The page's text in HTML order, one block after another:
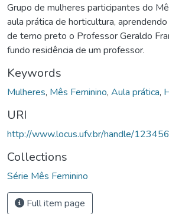
Grupo de mulheres participantes do
aula prática de horticultura,
de terno preto o Professor Geraldo
fundo residência de um professor.
Keywords
Mulheres, Mês Feminino, Aula prática,
URI
http://www.locus.ufv.br/handle/
Collections
Série Mês Feminino
Full item page